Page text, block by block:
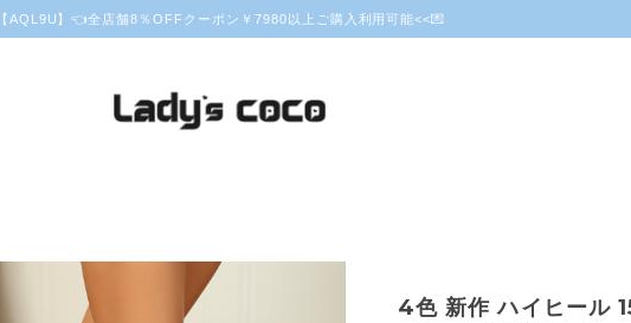
【AQL9U】👈全店舗8％OFFクーポン￥7980以上ご購入利用可能<<💌
4色 新作 ハイヒール